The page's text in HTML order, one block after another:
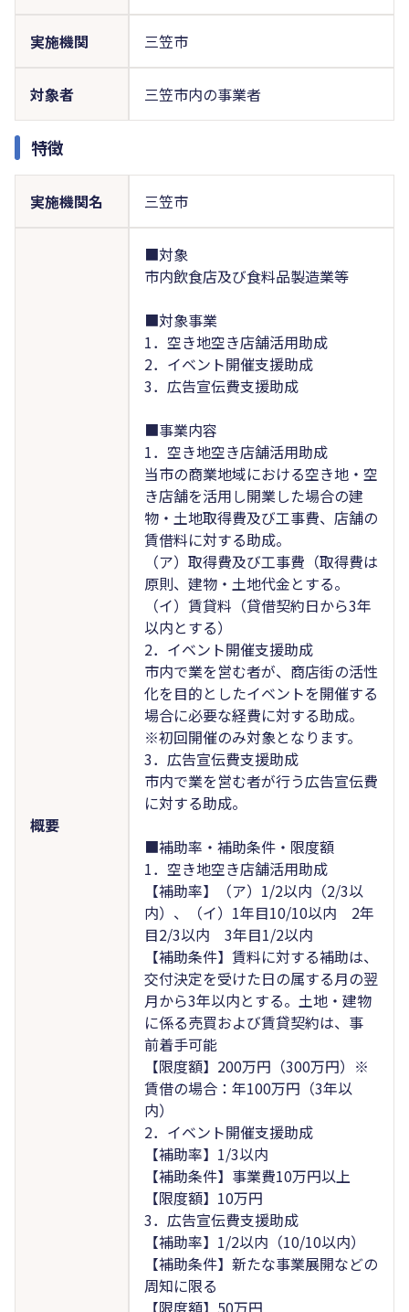
実施機関 三笠市
対象者 三笠市内の事業者
特徴
実施機関名 三笠市
概要
■対象
市内飲食店及び食料品製造業等
■対象事業
1．空き地空き店舗活用助成
2．イベント開催支援助成
3．広告宣伝費支援助成
■事業内容
1．空き地空き店舗活用助成
当市の商業地域における空き地・空
き店舗を活用し開業した場合の建
物・土地取得費及び工事費、店舗の
賃借料に対する助成。
（ア）取得費及び工事費（取得費は
原則、建物・土地代金とする。
（イ）賃貸料（貸借契約日から3年
以内とする）
2．イベント開催支援助成
市内で業を営む者が、商店街の活性
化を目的としたイベントを開催する
場合に必要な経費に対する助成。
※初回開催のみ対象となります。
3．広告宣伝費支援助成
市内で業を営む者が行う広告宣伝費
に対する助成。
■補助率・補助条件・限度額
1．空き地空き店舗活用助成
【補助率】（ア）1/2以内（2/3以
内）、（イ）1年目10/10以内 2年
目2/3以内 3年目1/2以内
【補助条件】賃料に対する補助は、
交付決定を受けた日の属する月の翌
月から3年以内とする。土地・建物
に係る売買および賃貸契約は、事
前着手可能
【限度額】200万円（300万円）※
賃借の場合：年100万円（3年以
内）
2．イベント開催支援助成
【補助率】1/3以内
【補助条件】事業費10万円以上
【限度額】10万円
3．広告宣伝費支援助成
【補助率】1/2以内（10/10以内）
【補助条件】新たな事業展開などの
周知に限る
【限度額】50万円